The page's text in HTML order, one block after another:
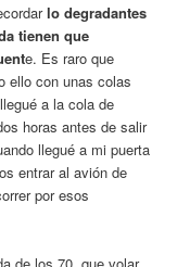
lo degradantes
tienen que
e. Es raro que
ello con unas colas
a la cola de
horas antes de salir
llegué a mi puerta
entrar al avión de
por esos